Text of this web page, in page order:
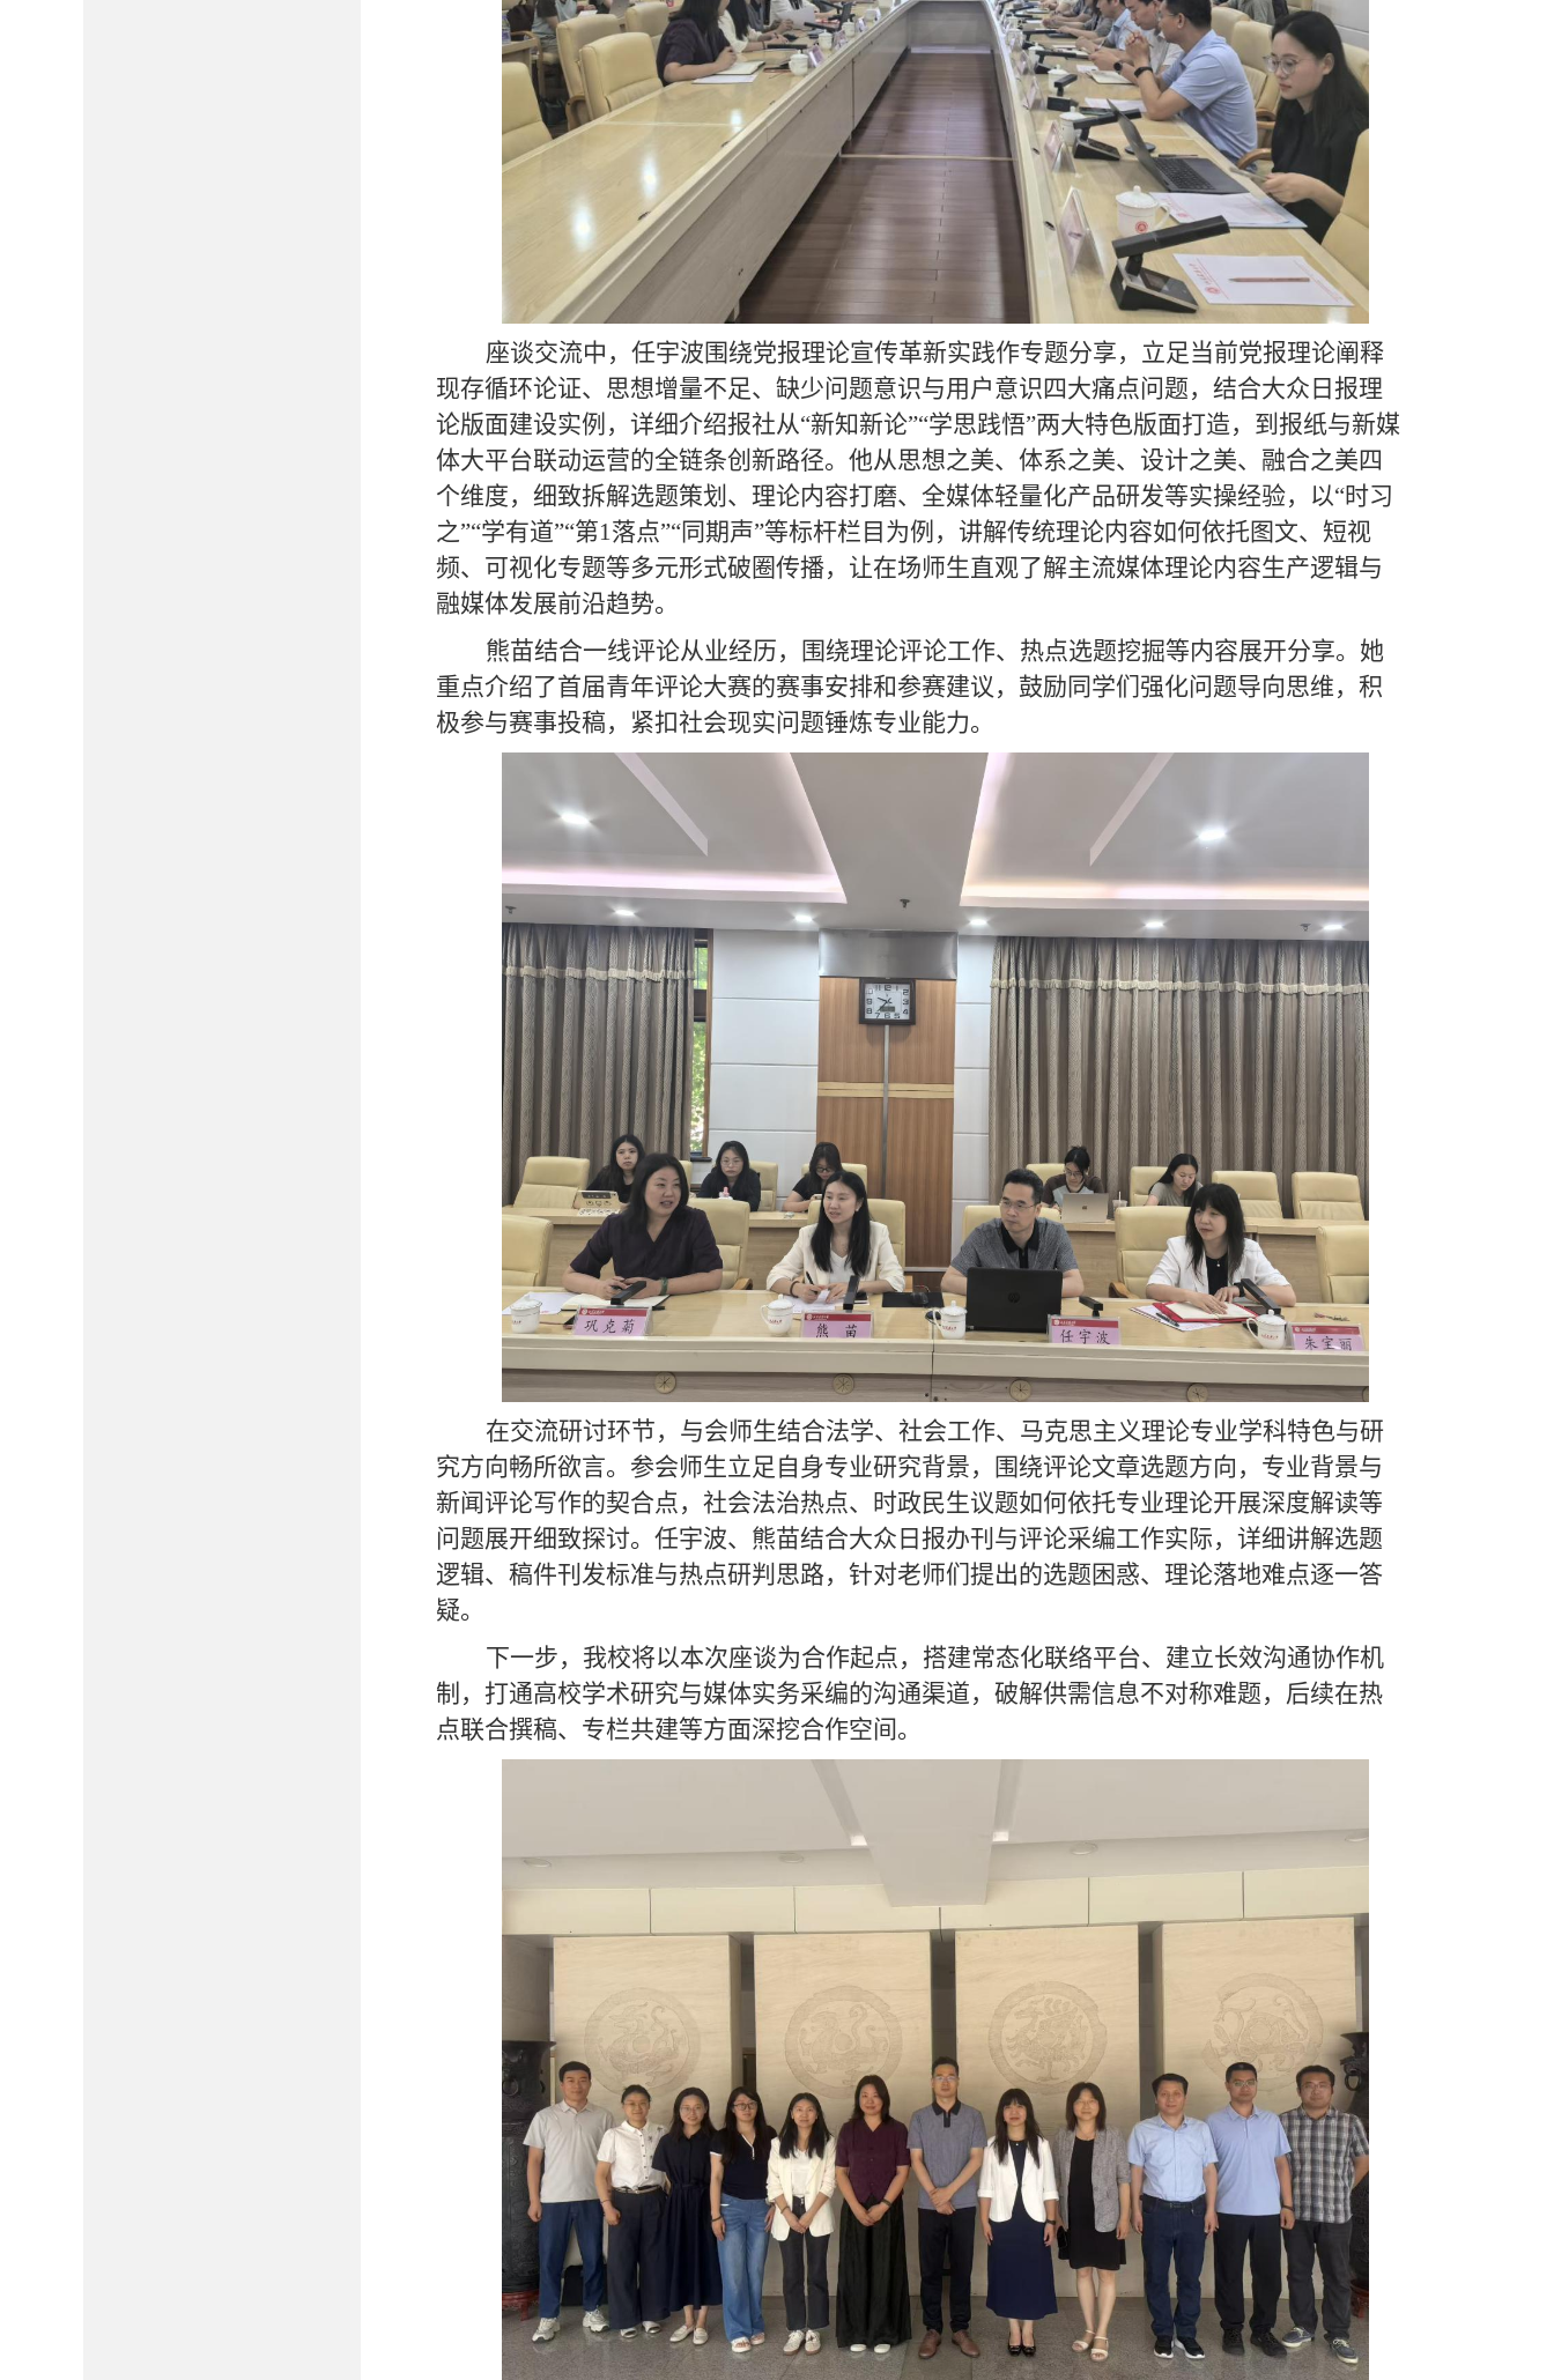
座谈交流中，任宇波围绕党报理论宣传革新实践作专题分享，立足当前党报理论阐释
现存循环论证、思想增量不足、缺少问题意识与用户意识四大痛点问题，结合大众日报理
论版面建设实例，详细介绍报社从“新知新论”“学思践悟”两大特色版面打造，到报纸与新媒
体大平台联动运营的全链条创新路径。他从思想之美、体系之美、设计之美、融合之美四
个维度，细致拆解选题策划、理论内容打磨、全媒体轻量化产品研发等实操经验，以“时习
之”“学有道”“第1落点”“同期声”等标杆栏目为例，讲解传统理论内容如何依托图文、短视
频、可视化专题等多元形式破圈传播，让在场师生直观了解主流媒体理论内容生产逻辑与
融媒体发展前沿趋势。
熊苗结合一线评论从业经历，围绕理论评论工作、热点选题挖掘等内容展开分享。她
重点介绍了首届青年评论大赛的赛事安排和参赛建议，鼓励同学们强化问题导向思维，积
极参与赛事投稿，紧扣社会现实问题锤炼专业能力。
在交流研讨环节，与会师生结合法学、社会工作、马克思主义理论专业学科特色与研
究方向畅所欲言。参会师生立足自身专业研究背景，围绕评论文章选题方向，专业背景与
新闻评论写作的契合点，社会法治热点、时政民生议题如何依托专业理论开展深度解读等
问题展开细致探讨。任宇波、熊苗结合大众日报办刊与评论采编工作实际，详细讲解选题
逻辑、稿件刊发标准与热点研判思路，针对老师们提出的选题困惑、理论落地难点逐一答
疑。
下一步，我校将以本次座谈为合作起点，搭建常态化联络平台、建立长效沟通协作机
制，打通高校学术研究与媒体实务采编的沟通渠道，破解供需信息不对称难题，后续在热
点联合撰稿、专栏共建等方面深挖合作空间。